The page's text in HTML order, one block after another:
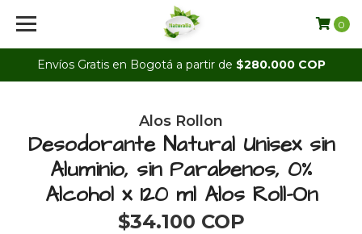
Envíos Gratis en Bogotá a partir de $280.000 COP
0
Alos Rollon
Desodorante Natural Unisex sin
Aluminio, sin Parabenos, 0%
Alcohol x 120 ml Alos Roll-On
$34.100 COP